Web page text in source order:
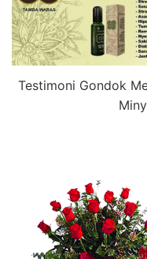
Testimoni Gondok